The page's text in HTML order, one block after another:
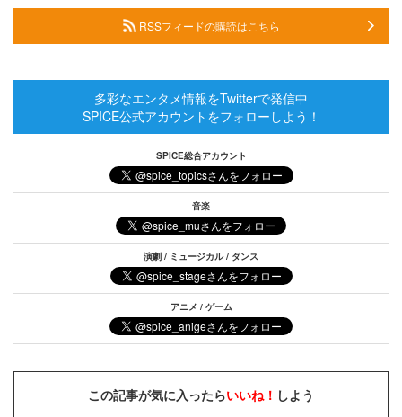
RSSフィードの購読はこちら
多彩なエンタメ情報をTwitterで発信中
SPICE公式アカウントをフォローしよう！
SPICE総合アカウント
音楽
演劇 / ミュージカル / ダンス
アニメ / ゲーム
この記事が気に入ったらいいね！ しよう